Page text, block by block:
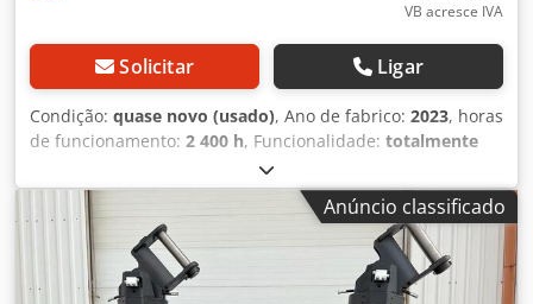
VB acresce IVA
Solicitar Ligar
Condição: quase novo (usado), Ano de fabrico: 2023, horas
de funcionamento: 2 400 h, Funcionalidade: totalmente
, número da máquina/veículo:
371,43 kW (505,00 cv), peso em vazio:75 000 kg, força de
corte: 900 t
, Prensa tesoura móvel a diesel COPEX modelo
REFLEX 900 toneladas (ano 2023). Manutenção efetuada
pelo fabricante. Produção: 10 a 22 t/h conforme o tipo de
sucata a cortar. Disponível imediatamente. Cedpfoxg Ekfjx
Anúncio classificado